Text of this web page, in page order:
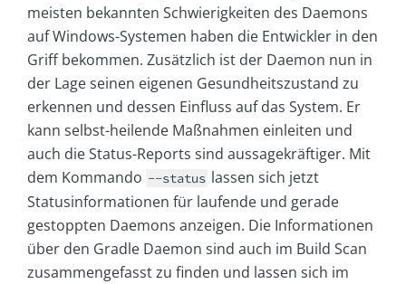
meisten bekannten Schwierigkeiten des Daemons
auf Windows-Systemen haben die Entwickler in den
Griff bekommen. Zusätzlich ist der Daemon nun in
der Lage seinen eigenen Gesundheitszustand zu
erkennen und dessen Einfluss auf das System. Er
kann selbst-heilende Maßnahmen einleiten und
auch die Status-Reports sind aussagekräftiger. Mit
dem Kommando --status lassen sich jetzt
Statusinformationen für laufende und gerade
gestoppten Daemons anzeigen. Die Informationen
über den Gradle Daemon sind auch im Build Scan
zusammengefasst zu finden und lassen sich im